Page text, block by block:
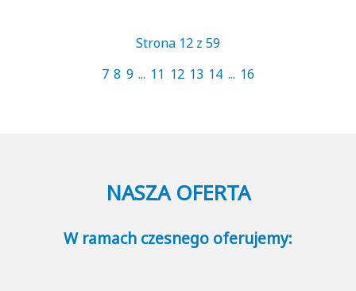
Strona 12 z 59
7 8 9 ... 11 12 13 14 ... 16
NASZA OFERTA
W ramach czesnego oferujemy: